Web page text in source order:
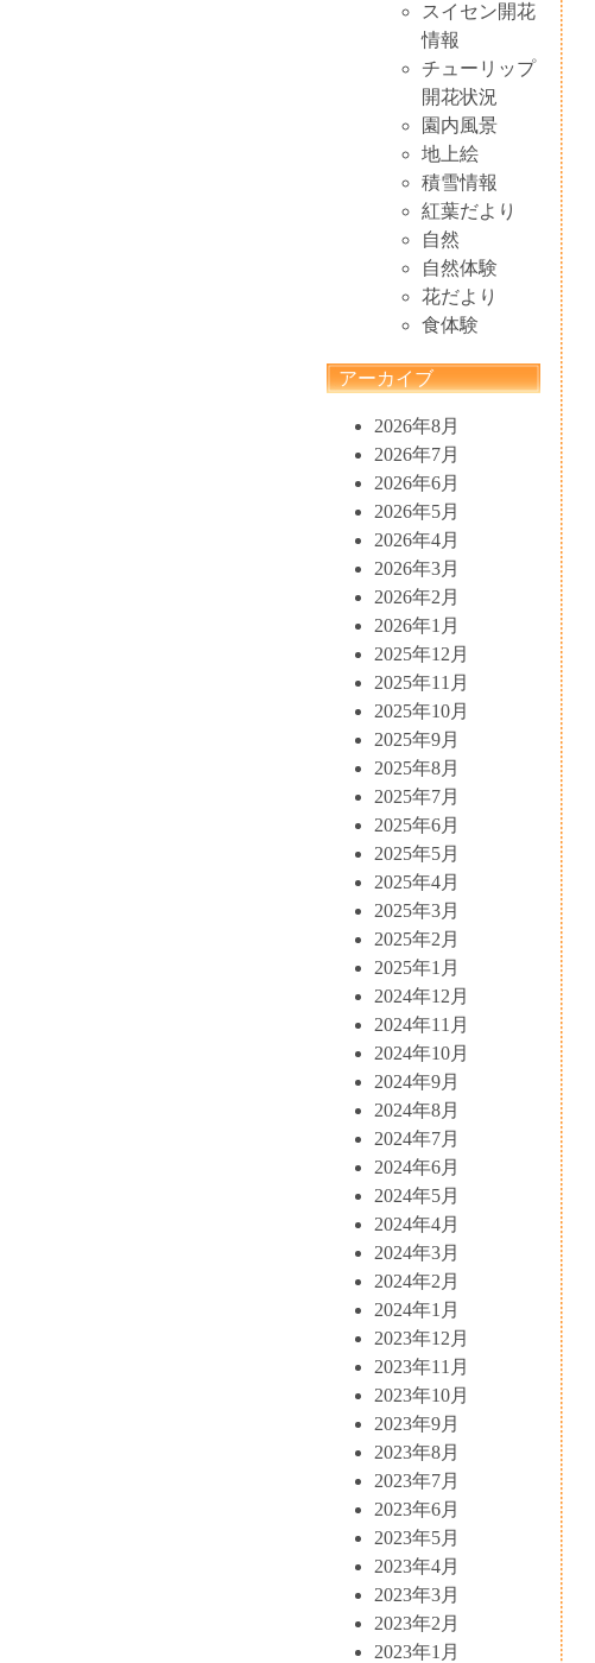
スイセン開花
情報
チューリップ
開花状況
園内風景
地上絵
積雪情報
紅葉だより
自然
自然体験
花だより
食体験
アーカイブ
2026年8月
2026年7月
2026年6月
2026年5月
2026年4月
2026年3月
2026年2月
2026年1月
2025年12月
2025年11月
2025年10月
2025年9月
2025年8月
2025年7月
2025年6月
2025年5月
2025年4月
2025年3月
2025年2月
2025年1月
2024年12月
2024年11月
2024年10月
2024年9月
2024年8月
2024年7月
2024年6月
2024年5月
2024年4月
2024年3月
2024年2月
2024年1月
2023年12月
2023年11月
2023年10月
2023年9月
2023年8月
2023年7月
2023年6月
2023年5月
2023年4月
2023年3月
2023年2月
2023年1月